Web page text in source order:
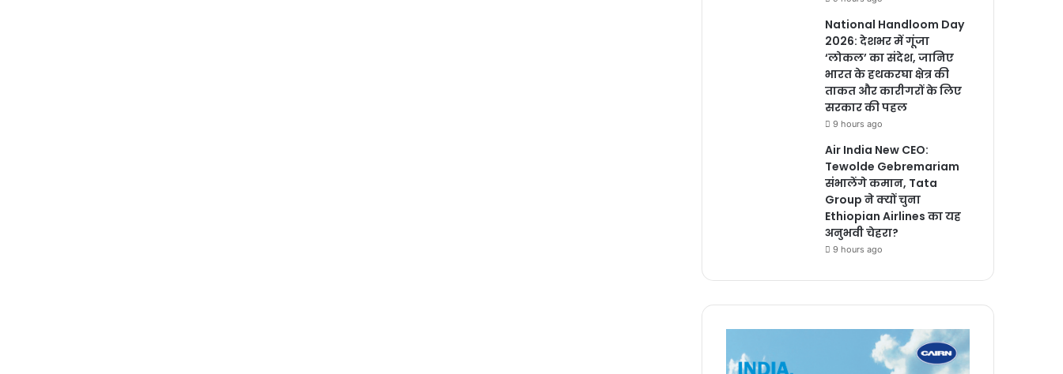
National Handloom Day
2026: देशभर में गूंजा
‘लोकल’ का संदेश, जानिए
भारत के हथकरघा क्षेत्र की
ताकत और कारीगरों के लिए
सरकार की पहल
9 hours ago
Air India New CEO:
Tewolde Gebremariam
संभालेंगे कमान, Tata
Group ने क्यों चुना
Ethiopian Airlines का यह
अनुभवी चेहरा?
9 hours ago